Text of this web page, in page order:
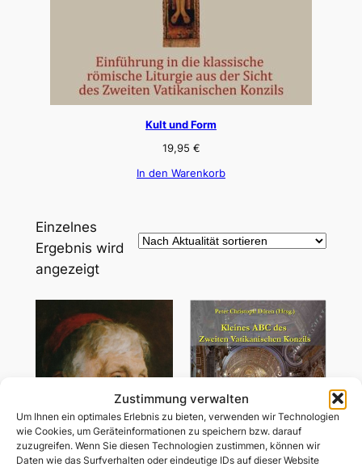
Zustimmung verwalten
Um Ihnen ein optimales Erlebnis zu bieten, verwenden wir Technologien
wie Cookies, um Geräteinformationen zu speichern bzw. darauf
zuzugreifen. Wenn Sie diesen Technologien zustimmen, können wir
Daten wie das Surfverhalten oder eindeutige IDs auf dieser Website
Kult und Form
19,95 €
In den Warenkorb
Einzelnes
Ergebnis wird
angezeigt